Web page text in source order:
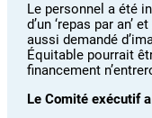
Le personnel a été
d’un ‘repas par an’
aussi demandé
Équitable pourrait
financement
Le Comité exécutif